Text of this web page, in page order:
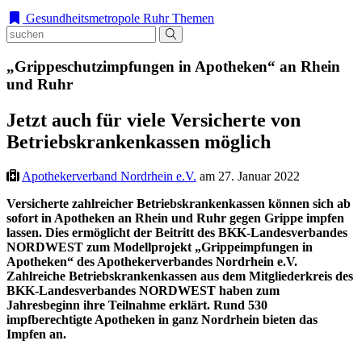
Gesundheitsmetropole Ruhr Themen
„Grippeschutzimpfungen in Apotheken“ an Rhein
und Ruhr
Jetzt auch für viele Versicherte von
Betriebskrankenkassen möglich
Apothekerverband Nordrhein e.V. am 27. Januar 2022
Versicherte zahlreicher Betriebskrankenkassen können sich ab
sofort in Apotheken an Rhein und Ruhr gegen Grippe impfen
lassen. Dies ermöglicht der Beitritt des BKK-Landesverbandes
NORDWEST zum Modellprojekt „Grippeimpfungen in
Apotheken“ des Apothekerverbandes Nordrhein e.V.
Zahlreiche Betriebskrankenkassen aus dem Mitgliederkreis des
BKK-Landesverbandes NORDWEST haben zum
Jahresbeginn ihre Teilnahme erklärt. Rund 530
impfberechtigte Apotheken in ganz Nordrhein bieten das
Impfen an.